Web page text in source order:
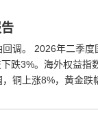
调。 2026年二季
跌3%。海外权益指
铜上涨8%，黄金跌